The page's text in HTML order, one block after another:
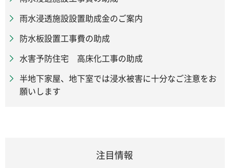
雨水浸透施設設置助成金のご案内
防水板設置工事費の助成
水害予防住宅 高床化工事の助成
半地下家屋、地下室では浸水被害に十分なご注意をお
願いします
注目情報